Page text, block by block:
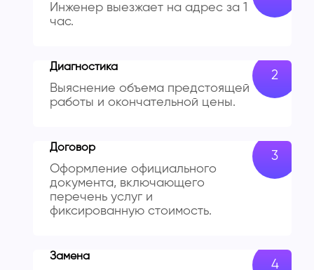
Инженер выезжает на адрес за 1
час.
Диагностика
Выяснение объема предстоящей
работы и окончательной цены.
Договор
Оформление официального
документа, включающего
перечень услуг и
фиксированную стоимость.
Замена